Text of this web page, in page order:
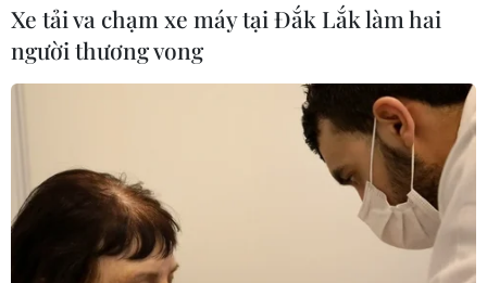
tiêu này vẫn đang chịu nhiều áp lực.
Xe tải va chạm xe máy tại Đắk Lắk làm hai
người thương vong